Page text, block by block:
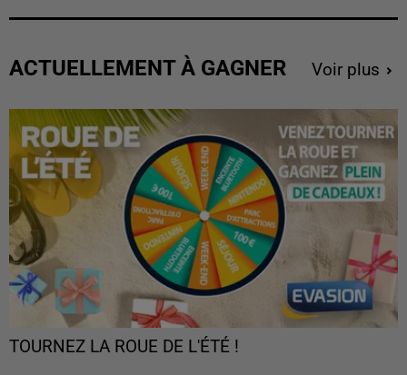
ACTUELLEMENT À GAGNER Voir plus
TOURNEZ LA ROUE DE L'ÉTÉ !